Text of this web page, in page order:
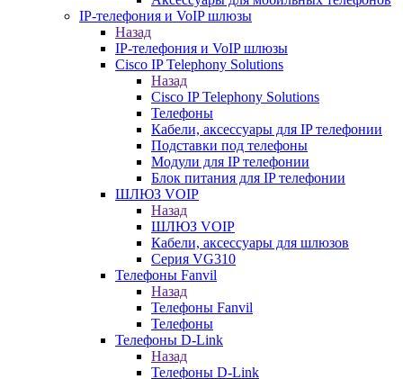
IP-телефония и VoIP шлюзы
Назад
IP-телефония и VoIP шлюзы
Cisco IP Telephony Solutions
Назад
Cisco IP Telephony Solutions
Телефоны
Кабели, аксессуары для IP телефонии
Подставки под телефоны
Модули для IP телефонии
Блок питания для IP телефонии
ШЛЮЗ VOIP
Назад
ШЛЮЗ VOIP
Кабели, аксессуары для шлюзов
Серия VG310
Телефоны Fanvil
Назад
Телефоны Fanvil
Телефоны
Телефоны D-Link
Назад
Телефоны D-Link